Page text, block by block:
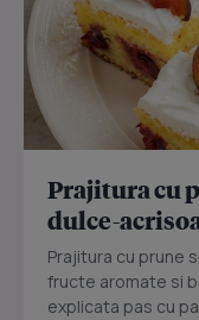
Prajitura cu
dulce-
Prajitura cu prune
fructe aromate si
explicata pas cu